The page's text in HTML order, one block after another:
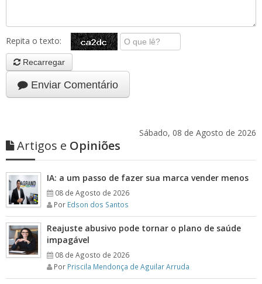
Repita o texto:
Recarregar
Enviar Comentário
Sábado, 08 de Agosto de 2026
Artigos e Opiniões
IA: a um passo de fazer sua marca vender menos
08 de Agosto de 2026
Por Edson dos Santos
Reajuste abusivo pode tornar o plano de saúde
impagável
08 de Agosto de 2026
Por Priscila Mendonça de Aguilar Arruda